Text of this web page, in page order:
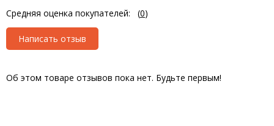
Средняя оценка покупателей: (0)
Написать отзыв
Об этом товаре отзывов пока нет. Будьте первым!